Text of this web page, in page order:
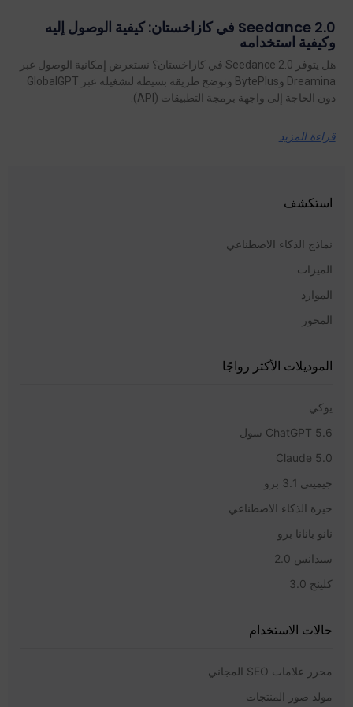
Seedance 2.0 في كازاخستان: كيفية الوصول إليه
وكيفية استخدامه
هل يتوفر Seedance 2.0 في كازاخستان؟ نستعرض إمكانية الوصول عبر
Dreamina وBytePlus ونوضح طريقة بسيطة لتشغيله عبر GlobalGPT
دون الحاجة إلى واجهة برمجة التطبيقات (API).
قراءة المزيد
استكشف
نماذج الذكاء الاصطناعي
الميزات
الموارد
المحور
الموديلات الأكثر رواجًا
يوكي
ChatGPT 5.6 سول
Claude 5.0
جيميني 3.1 برو
حيرة الذكاء الاصطناعي
نانو بانانا برو
سيدانس 2.0
كلينج 3.0
حالات الاستخدام
محرر علامات SEO المجاني
مولد صور المنتجات